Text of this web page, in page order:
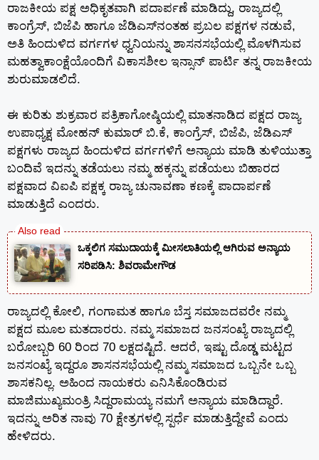
ರಾಜಕೀಯ ಪಕ್ಷ ಅಧಿಕೃತವಾಗಿ ಪದಾರ್ಪಣೆ ಮಾಡಿದ್ದು, ರಾಜ್ಯದಲ್ಲಿ
ಕಾಂಗ್ರೆಸ್, ಬಿಜೆಪಿ ಹಾಗೂ ಜೆಡಿಎಸ್‌ನಂತಹ ಪ್ರಬಲ ಪಕ್ಷಗಳ ನಡುವೆ,
ಅತಿ ಹಿಂದುಳಿದ ವರ್ಗಗಳ ಧ್ವನಿಯನ್ನು ಶಾಸನಸಭೆಯಲ್ಲಿ ಮೊಳಗಿಸುವ
ಮಹತ್ವಾಕಾಂಕ್ಷೆಯೊಂದಿಗೆ ವಿಕಾಸಶೀಲ ಇನ್ಸಾನ್ ಪಾರ್ಟಿ ತನ್ನ ರಾಜಕೀಯ
ಶುರುಮಾಡಲಿದೆ.
ಈ ಕುರಿತು ಶುಕ್ರವಾರ ಪತ್ರಿಕಾಗೋಷ್ಠಿಯಲ್ಲಿ ಮಾತನಾಡಿದ ಪಕ್ಷದ ರಾಜ್ಯ
ಉಪಾಧ್ಯಕ್ಷ ಮೋಹನ್ ಕುಮಾರ್ ಬಿ.ಕೆ, ಕಾಂಗ್ರೆಸ್, ಬಿಜೆಪಿ, ಜೆಡಿಎಸ್
ಪಕ್ಷಗಳು ರಾಜ್ಯದ ಹಿಂದುಳಿದ ವರ್ಗಗಳಿಗೆ ಅನ್ಯಾಯ ಮಾಡಿ ತುಳಿಯುತ್ತಾ
ಬಂದಿವೆ ಇದನ್ನು ತಡೆಯಲು ನಮ್ಮ ಹಕ್ಕನ್ನು ಪಡೆಯಲು ಬಿಹಾರದ
ಪಕ್ಷವಾದ ವಿಐಪಿ ಪಕ್ಷಕ್ಕ ರಾಜ್ಯ ಚುನಾವಣಾ ಕಣಕ್ಕೆ ಪಾದಾರ್ಪಣೆ
ಮಾಡುತ್ತಿದೆ ಎಂದರು.
ಒಕ್ಕಲಿಗ ಸಮುದಾಯಕ್ಕೆ ಮೀಸಲಾತಿಯಲ್ಲಿ ಆಗಿರುವ ಅನ್ಯಾಯ
ಸರಿಪಡಿಸಿ: ಶಿವರಾಮೇಗೌಡ
ರಾಜ್ಯದಲ್ಲಿ ಕೋಲಿ, ಗಂಗಾಮತ ಹಾಗೂ ಬೆಸ್ತ ಸಮಾಜದವರೇ ನಮ್ಮ
ಪಕ್ಷದ ಮೂಲ ಮತದಾರರು. ನಮ್ಮ ಸಮಾಜದ ಜನಸಂಖ್ಯೆ ರಾಜ್ಯದಲ್ಲಿ
ಬರೋಬ್ಬರಿ 60 ರಿಂದ 70 ಲಕ್ಷದಷ್ಟಿದೆ. ಆದರೆ, ಇಷ್ಟು ದೊಡ್ಡ ಮಟ್ಟದ
ಜನಸಂಖ್ಯೆ ಇದ್ದರೂ ಶಾಸನಸಭೆಯಲ್ಲಿ ನಮ್ಮ ಸಮಾಜದ ಒಬ್ಬನೇ ಒಬ್ಬ
ಶಾಸಕನಿಲ್ಲ. ಅಹಿಂದ ನಾಯಕರು ಎನಿಸಿಕೊಂಡಿರುವ
ಮಾಜಿಮುಖ್ಯಮಂತ್ರಿ ಸಿದ್ದರಾಮಯ್ಯ ನಮಗೆ ಅನ್ಯಾಯ ಮಾಡಿದ್ದಾರೆ.
ಇದನ್ನು ಅರಿತ ನಾವು 70 ಕ್ಷೇತ್ರಗಳಲ್ಲಿ ಸ್ಪರ್ಧೆ ಮಾಡುತ್ತಿದ್ದೇವೆ ಎಂದು
ಹೇಳಿದರು.